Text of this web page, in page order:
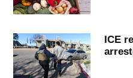
ICE